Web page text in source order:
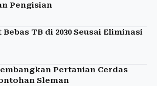
Pengisian
TB di 2030 Seusai Eliminasi
Pertanian Cerdas
Sleman